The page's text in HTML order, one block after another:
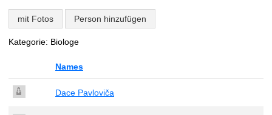
mit Fotos Person hinzufügen
Kategorie: Biologe
Names
Dace Pavloviča